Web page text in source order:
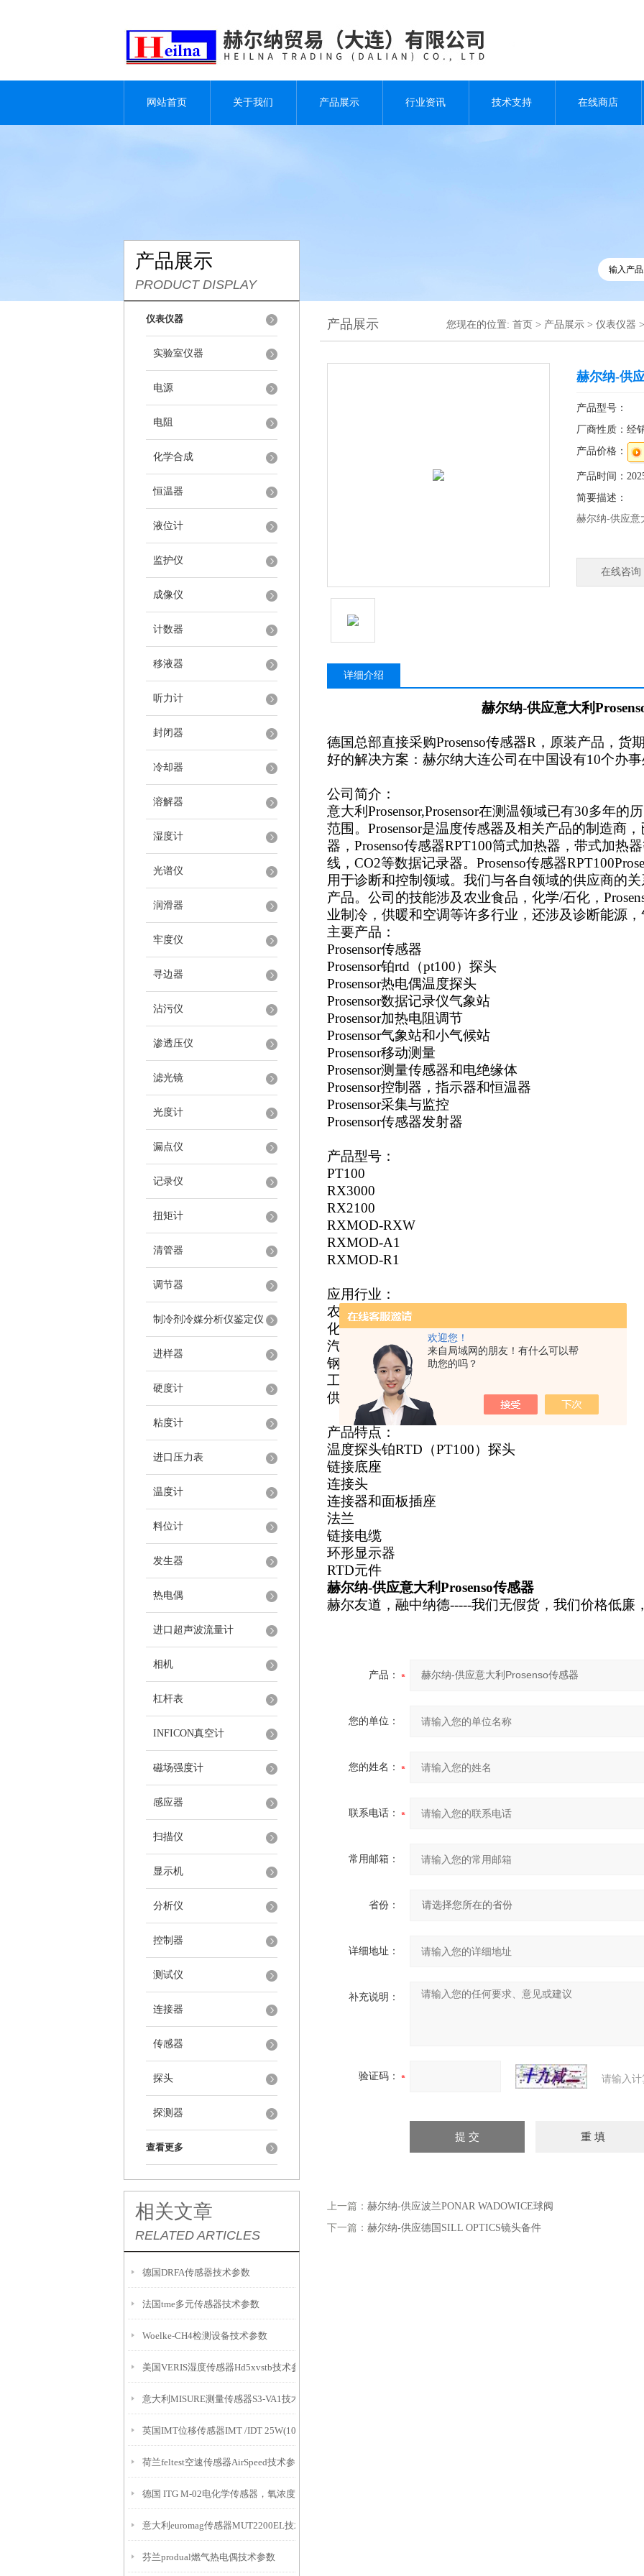
欢迎您！
来自局域网的朋友！有什么可以帮
助您的吗？
网站首页 关于我们 产品展示 行业资讯 技术支持 在线商店
产品展示
PRODUCT DISPLAY
仪表仪器
实验室仪器
电源
电阻
化学合成
恒温器
液位计
监护仪
成像仪
计数器
移液器
听力计
封闭器
冷却器
溶解器
湿度计
光谱仪
润滑器
牢度仪
寻边器
沾污仪
渗透压仪
滤光镜
光度计
漏点仪
记录仪
扭矩计
清管器
调节器
制冷剂冷媒分析仪鉴定仪
进样器
硬度计
粘度计
进口压力表
温度计
料位计
发生器
热电偶
进口超声波流量计
相机
杠杆表
INFICON真空计
磁场强度计
感应器
扫描仪
显示机
分析仪
控制器
测试仪
连接器
传感器
探头
探测器
查看更多
相关文章
RELATED ARTICLES
德国DRFA传感器技术参数
法国tme多元传感器技术参数
Woelke-CH4检测设备技术参数
美国VERIS湿度传感器Hd5xvstb技术参数
意大利MISURE测量传感器S3-VA1技术参数
英国IMT位移传感器IMT /IDT 25W(10m)产品介绍
荷兰feltest空速传感器AirSpeed技术参数
德国 ITG M-02电化学传感器，氧浓度传感器，医用氧气传感器，呼吸机用
意大利euromag传感器MUT2200EL技术参数
芬兰produal燃气热电偶技术参数
产品展示 您现在的位置: 首页 > 产品展示 > 仪表仪器 >
赫尔纳-供
产品型号：
厂商性质：经
产品价格：
产品时间：
简要描述：
赫尔纳-供应意
持选型，为您
中国设有10个
在线咨询
详细介绍
赫尔纳-供应意大利
德国总部直接采购Prosenso传感器R，原装产品，货
好的解决方案：赫尔纳大连公司在中国设有10个办
公司简介：
意大利 Prosensor,Prosensor在测温领域已有30多年的
范围。Prosensor是温度传感器及相关产品的制造商
器， Prosenso传感器RPT100筒式加热器，带式加热
线， CO2等数据记录器。 Prosenso传感器RPT100
用于诊断和控制领域。我们与各自领域的供应商的
产品。公司的技能涉及农业食品，化学/石化，
业制冷，供暖和空调等许多行业，还涉及诊断能源，
主要产品：
Prosensor传感器
Prosensor铂rtd（pt100）探头
Prosensor热电偶温度探头
Prosensor数据记录仪气象站
Prosensor加热电阻调节
Prosensor气象站和小气候站
Prosensor移动测量
Prosensor测量传感器和电绝缘体
Prosensor控制器，指示器和恒温器
Prosensor采集与监控
Prosensor传感器发射器
产品型号：
PT100
RX3000
RX2100
RXMOD-RXW
RXMOD-A1
RXMOD-R1
应用行业：
农业食品
化学/石化
汽车
钢铁
工业制冷
供暖和空调
产品特点：
温度探头铂RTD（PT100）探头
链接底座
连接头
连接器和面板插座
法兰
链接电缆
环形显示器
RTD元件
赫尔纳-供应意大利Prosenso传感器
赫尔友道，融中纳德-----我们无假货，我们价格低廉
产品：
您的单位：
您的姓名：
联系电话：
常用邮箱：
省份：
详细地址：
补充说明：
验证码： 请输入
上一篇： 赫尔纳-供应波兰PONAR WADOWICE球阀
下一篇： 赫尔纳-供应德国SILL OPTICS镜头备件